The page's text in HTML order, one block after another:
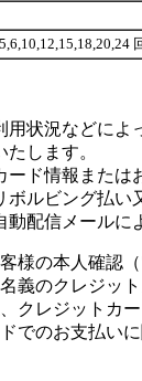
用状況などによ
します。
ード情報または
ボルビング払い
動配信メールに
様の本人確認
義のクレジッ
クレジットカ
でのお支払い